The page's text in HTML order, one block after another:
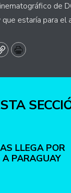
de
estaría para el
CopyPrint
LLEGA POR
A PARAGUAY